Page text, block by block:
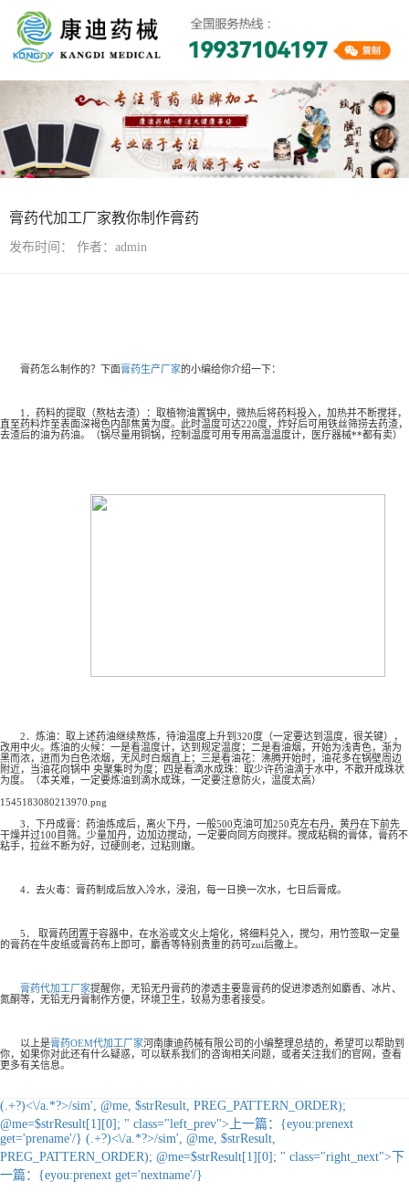
行业资讯
膏药代加工厂家教你制作膏药
发布时间： 作者：admin
膏药怎么制作的？下面膏药生产厂家的小编给你介绍一下：
1．药料的提取（熬枯去渣）：取植物油置锅中，微热后将药料投入，加热并不断搅拌，
直至药料炸至表面深褐色内部焦黄为度。此时温度可达220度，炸好后可用铁丝筛捞去药渣，
去渣后的油为药油。（锅尽量用铜锅，控制温度可用专用高温温度计，医疗器械**都有卖）
2．炼油：取上述药油继续熬炼，待油温度上升到320度（一定要达到温度，很关键），
改用中火。炼油的火候：一是看温度计，达到规定温度；二是看油烟，开始为浅青色，渐为
黑而浓，进而为白色浓烟，无风时白烟直上；三是看油花：沸腾开始时，油花多在锅壁周边
附近，当油花向锅中 央聚集时为度；四是看滴水成珠：取少许药油滴于水中，不散开成珠状
为度。（本关难，一定要炼油到滴水成珠，一定要注意防火，温度太高）
1545183080213970.png
3．下丹成膏：药油炼成后，离火下丹，一般500克油可加250克左右丹，黄丹在下前先
干燥并过100目筛。少量加丹，边加边搅动，一定要向同方向搅拌。搅成粘稠的膏体，膏药不
粘手，拉丝不断为好，过硬则老，过粘则嫩。
4．去火毒：膏药制成后放入冷水，浸泡，每一日换一次水，七日后膏成。
5． 取膏药团置于容器中，在水浴或文火上熔化，将细料兑入，搅匀，用竹签取一定量
的膏药在牛皮纸或膏药布上即可，麝香等特别贵重的药可zui后撒上。
膏药代加工厂家提醒你，无铅无丹膏药的渗透主要靠膏药的促进渗透剂如麝香、冰片、
氮酮等，无铅无丹膏制作方便，环境卫生，较易为患者接受。
以上是膏药OEM代加工厂家河南康迪药械有限公司的小编整理总结的，希望可以帮助到
你，如果你对此还有什么疑惑，可以联系我们的咨询相关问题，或者关注我们的官网，查看
更多有关信息。
(.+?)<\/a.*?>/sim', @me, $strResult, PREG_PATTERN_ORDER);
@me=$strResult[1][0]; " class="left_prev"> 上一篇： {eyou:prenext
get='prename'/} (.+?)<\/a.*?>/sim', @me, $strResult,
PREG_PATTERN_ORDER); @me=$strResult[1][0]; " class="right_next"> 下
一篇： {eyou:prenext get='nextname'/}